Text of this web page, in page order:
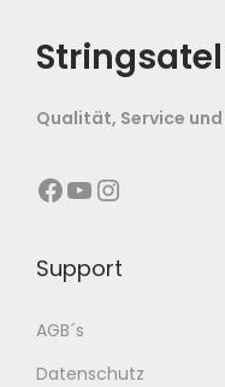
Qualität, Service
Facebook YouTube Instagram
Support
AGB´s
Datenschutz